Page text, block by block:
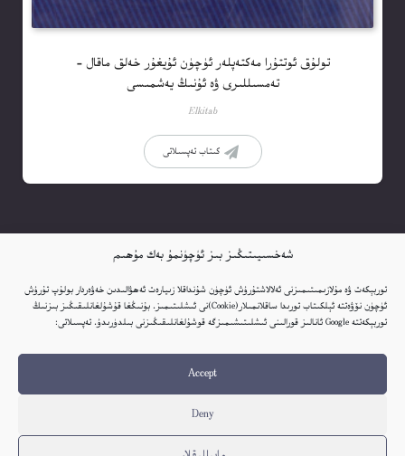
شەخسىيىتىڭىز بىز ئۈچۈنمۇ بەك مۇھىم
توربېكەت ۋە مۇلازىمىتىمىزنى ئەلالاشتۇرۇش ئۈچۈن شۇنداقلا زىيارەت ئەھۋالىدىن خەۋەردار بولۇپ تۇرۇش
ئۈچۈن نۆۋەتتە ئېلكىتاب تورىدا ساقلانمىلار(Cookie)نى ئىشلىتىمىز. بۇنىڭغا قۇشۇلغانلىقىڭىز بىزنىڭ
توربېكەتتە Google ئانالىز قورالىنى ئىشلىتىشىمىزگە قوشۇلغانلىقىڭىزنى بىلدۈرىدۇ. تەپسىلاتى:
Accept
Deny
تولۇق ئوتتۇرا مەكتەپلەر ئۈچۈن ئۇيغۇر خەلق ماقال –
تەمسىللىرى ۋە ئۇنىڭ يەشمىسى
Elkitab
كىتاب تەپسىلاتى
ئاۋات كىتابلار